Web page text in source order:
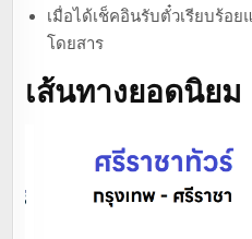
เมื่อได้เช็คอินรับตั๋วเรียบร้อ
โดยสาร
เส้นทางยอดนิยม